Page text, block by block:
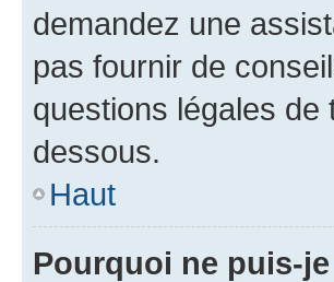
demandez une
pas fournir de
questions légales de
dessous.
Haut
Pourquoi ne puis-